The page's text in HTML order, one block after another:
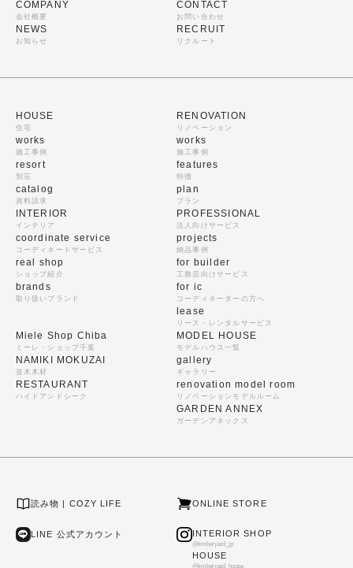
COMPANY
会社概要
NEWS
お知らせ
CONTACT
お問い合わせ
RECRUIT
リクルート
HOUSE
住宅
works
施工事例
resort
別荘
catalog
資料請求
RENOVATION
リノベーション
works
施工事例
features
特徴
plan
プラン
INTERIOR
インテリア
coordinate service
コーディネートサービス
real shop
ショップ紹介
brands
取り扱いブランド
PROFESSIONAL
法人向けサービス
projects
納品事例
for builder
工務店向けサービス
for ic
コーディネーターの方へ
lease
リース・レンタルサービス
Miele Shop Chiba
ミーレ・ショップ千葉
NAMIKI MOKUZAI
並木木材
RESTAURANT
ハイドアンドシーク
MODEL HOUSE
モデルハウス一覧
gallery
ギャラリー
renovation model room
リノベーションモデルルーム
GARDEN ANNEX
ガーデンアネックス
読み物 | COZY LIFE ONLINE STORE
LINE 公式アカウント INTERIOR SHOP
@timberyard_jp
HOUSE
@timberyard_house